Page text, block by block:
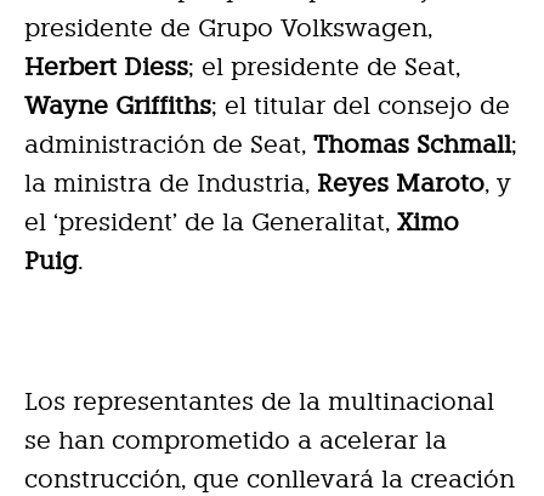
presidente de Grupo Volkswagen,
Herbert Diess; el presidente de Seat,
Wayne Griffiths; el titular del consejo de
administración de Seat, Thomas Schmall;
la ministra de Industria, Reyes Maroto, y
el ‘president’ de la Generalitat, Ximo
Puig.
Los representantes de la multinacional
se han comprometido a acelerar la
construcción, que conllevará la creación